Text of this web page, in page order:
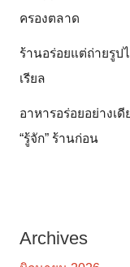
ครองตลาด
ร้านอร่อยแต่ถ่ายรูป
เรียล
อาหารอร่อยอย่างเ
“รู้จัก” ร้านก่อน
Archives